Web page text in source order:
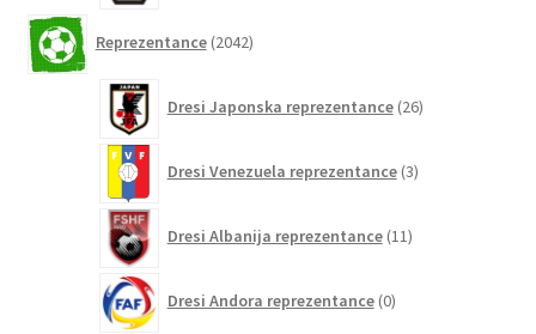
Reprezentance 2042izdelkov
Dresi Japonska reprezentance 26izdelkov
Dresi Venezuela reprezentance 3izdelki
Dresi Albanija reprezentance 11izdelkov
Dresi Andora reprezentance 0izdelkov